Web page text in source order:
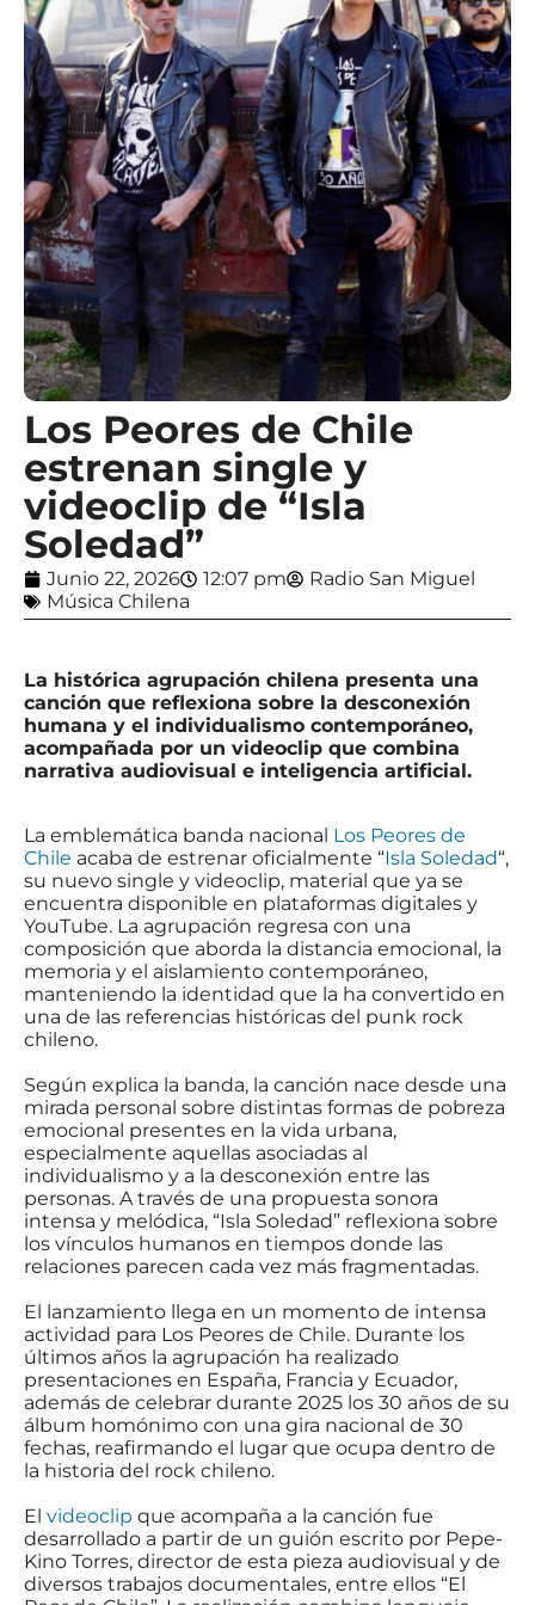
Los Peores de Chile
estrenan single y
videoclip de “Isla
Soledad”
Junio 22, 2026 12:07 pm
Radio San Miguel
Música Chilena
La histórica agrupación chilena presenta una
canción que reflexiona sobre la desconexión
humana y el individualismo contemporáneo,
acompañada por un videoclip que combina
narrativa audiovisual e inteligencia artificial.
La emblemática banda nacional Los Peores de
Chile acaba de estrenar oficialmente “Isla Soledad“,
su nuevo single y videoclip, material que ya se
encuentra disponible en plataformas digitales y
YouTube. La agrupación regresa con una
composición que aborda la distancia emocional, la
memoria y el aislamiento contemporáneo,
manteniendo la identidad que la ha convertido en
una de las referencias históricas del punk rock
chileno.
Según explica la banda, la canción nace desde una
mirada personal sobre distintas formas de pobreza
emocional presentes en la vida urbana,
especialmente aquellas asociadas al
individualismo y a la desconexión entre las
personas. A través de una propuesta sonora
intensa y melódica, “Isla Soledad” reflexiona sobre
los vínculos humanos en tiempos donde las
relaciones parecen cada vez más fragmentadas.
El lanzamiento llega en un momento de intensa
actividad para Los Peores de Chile. Durante los
últimos años la agrupación ha realizado
presentaciones en España, Francia y Ecuador,
además de celebrar durante 2025 los 30 años de su
álbum homónimo con una gira nacional de 30
fechas, reafirmando el lugar que ocupa dentro de
la historia del rock chileno.
El videoclip que acompaña a la canción fue
desarrollado a partir de un guión escrito por Pepe-
Kino Torres, director de esta pieza audiovisual y de
diversos trabajos documentales, entre ellos “El